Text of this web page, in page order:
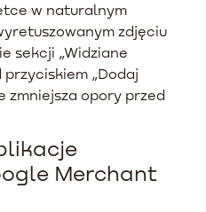
w naturalnym
zdjęciu
sekcji „Widziane
„Dodaj
zmniejsza opory przed
Merchant